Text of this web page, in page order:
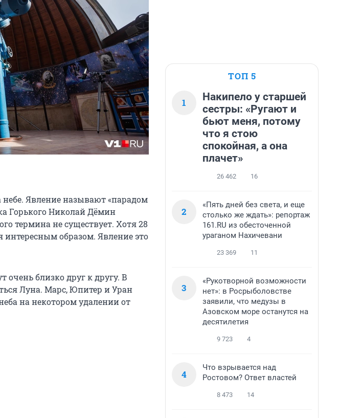
Явление называют «парадом
Горького Николай Дёмин
термина не существует. Хотя 28
интересным образом. Явление это
очень близко друг к другу. В
Луна. Марс, Юпитер и Уран
на некотором удалении от
ТОП 5
1
Накипело у старшей
сестры: «Ругают и
бьют меня, потому
что я стою
спокойная, а она
плачет»
26 462 16
2
«Пять дней без света, и еще
столько же ждать»: репортаж
161.RU из обесточенной
ураганом Нахичевани
23 369 11
3
«Рукотворной возможности
нет»: в Росрыболовстве
заявили, что медузы в
Азовском море останутся на
десятилетия
9 723 4
4
Что взрывается над
Ростовом? Ответ властей
8 473 14